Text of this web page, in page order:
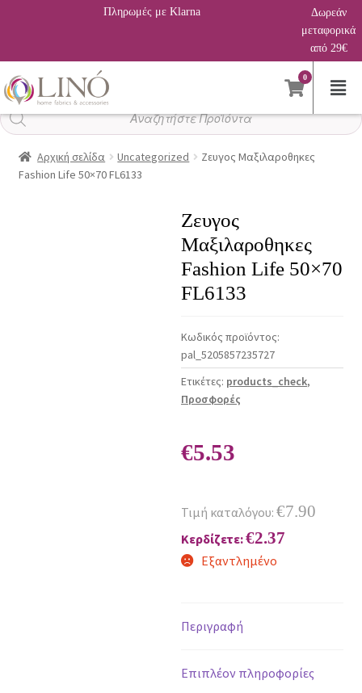
Πληρωμές με Klarna
Δωρεάν
μεταφορικά
από 29€
0
Αναζήτηση
προϊόντων
Αρχική σελίδα Uncategorized
Ζευγος Μαξιλαροθηκες
Fashion Life 50×70 FL6133
Ζευγος
Μαξιλαροθηκες
Fashion Life 50×70
FL6133
Κωδικός προϊόντος:
pal_5205857235727
Ετικέτες: products_check,
Προσφορές
€5.53
Τιμή καταλόγου: €7.90
Κερδίζετε:€2.37
Εξαντλημένο
Περιγραφή
Επιπλέον πληροφορίες